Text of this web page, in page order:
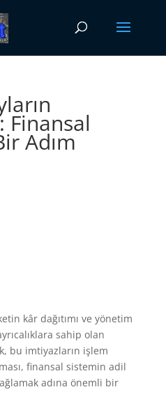
Finansal
Adım
kâr dağıtımı ve yönetim
sahip olan
bu imtiyazların işlem
finansal sistemin adil
adına önemli bir